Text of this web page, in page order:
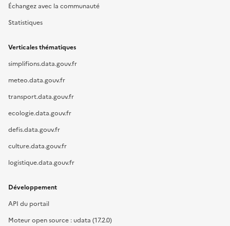
Échangez avec la communauté
Statistiques
Verticales thématiques
simplifions.data.gouv.fr
meteo.data.gouv.fr
transport.data.gouv.fr
ecologie.data.gouv.fr
defis.data.gouv.fr
culture.data.gouv.fr
logistique.data.gouv.fr
Développement
API du portail
Moteur open source : udata (17.2.0)